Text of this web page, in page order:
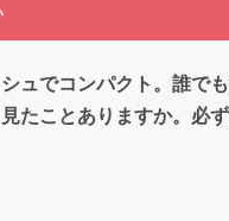
ュでコンパクト。誰で
たことありますか。必